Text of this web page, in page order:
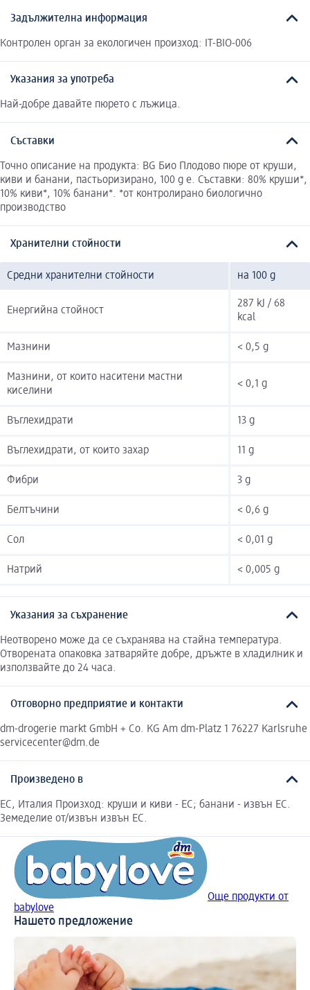
Задължителна информация
Контролен орган за екологичен произход: IT-BIO-006
Указания за употреба
Най-добре давайте пюрето с лъжица.
Съставки
Точно описание на продукта: BG Био Плодово пюре от круши,
киви и банани, пастьоризирано, 100 g е. Съставки: 80% круши*,
10% киви*, 10% банани*. *от контролирано биологично
производство
Хранителни стойности
Средни хранителни стойности на 100 g
Енергийна стойност
287 kJ / 68
kcal
Мазнини < 0,5 g
Мазнини, от които наситени мастни
киселини
< 0,1 g
Въглехидрати 13 g
Въглехидрати, от които захар 11 g
Фибри 3 g
Белтъчини < 0,6 g
Сол < 0,01 g
Натрий < 0,005 g
Указания за съхранение
Неотворено може да се съхранява на стайна температура.
Отворената опаковка затваряйте добре, дръжте в хладилник и
използвайте до 24 часа.
Отговорно предприятие и контакти
dm-drogerie markt GmbH + Co. KG Am dm-Platz 1 76227 Karlsruhe
servicecenter@dm.de
Произведено в
ЕС, Италия Произход: круши и киви - ЕС; банани - извън ЕС.
Земеделие от/извън извън ЕС.
Още продукти от
babylove
Нашето предложение